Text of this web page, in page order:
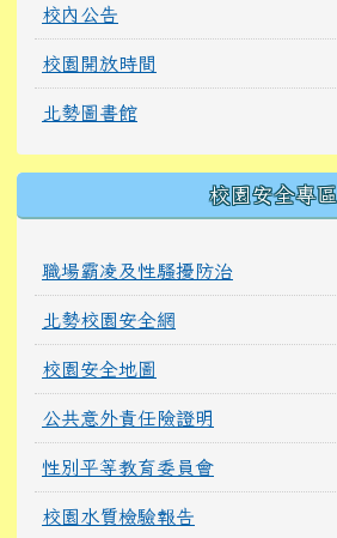
校內公告
校園開放時間
北勢圖書館
校園安全專區
職場霸凌及性騷擾防治
北勢校園安全網
校園安全地圖
公共意外責任險證明
性別平等教育委員會
校園水質檢驗報告